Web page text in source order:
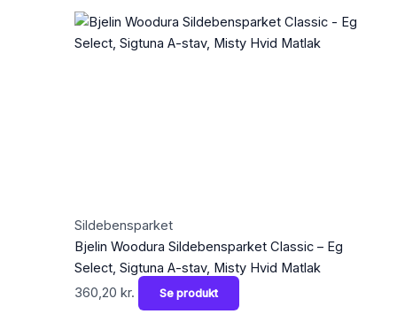
Sildebensparket
Bjelin Woodura Sildebensparket Classic – Eg
Select, Sigtuna A-stav, Misty Hvid Matlak
360,20 kr. Se produkt